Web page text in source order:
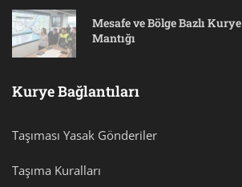
Mesafe ve Bölge Bazlı
Mantığı
Kurye Bağlantıları
Taşıması Yasak Gönderiler
Taşıma Kuralları